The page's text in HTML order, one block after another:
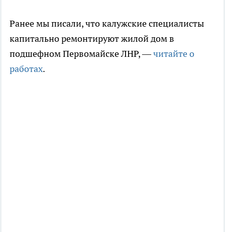
Ранее мы писали, что калужские специалисты
капитально ремонтируют жилой дом в
подшефном Первомайске ЛНР, —читайте о
работах.